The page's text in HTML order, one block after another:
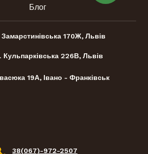
Блог
170Ж, Львів
Кульпарківська 226В, Львів
19А, Івано - Франківськ
38(067)-972-2507